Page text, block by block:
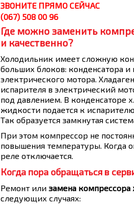
ЗВОНИТЕ ПРЯМО СЕЙЧАС
(067) 508 00 96
Где можно заменить
и качественно?
Холодильник имеет сложную
больших блоков: конденсатора
электрического мотора.
испарителя в электрический
под давлением. В конденсаторе
жидкости подается к
Так образуется замкнутая
При этом компрессор не
повышения температуры. Когда
реле отключается.
Когда пора обращаться в
Ремонт или замена компрессора
следующих случаях: